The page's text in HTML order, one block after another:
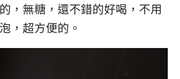
，無糖，還不錯的好喝，不用
，超方便的。